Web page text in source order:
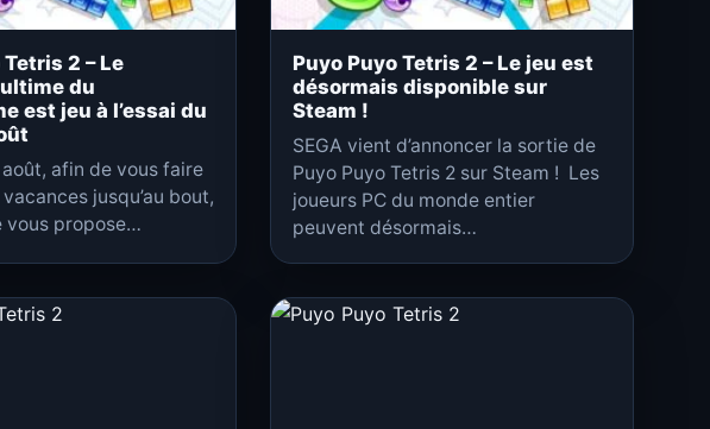
2 – Le
du
est jeu à l’essai du
août, afin de vous faire
jusqu’au bout,
vous propose…
Puyo Puyo Tetris 2 – Le jeu est
désormais disponible sur
Steam !
SEGA vient d’annoncer la sortie de
Puyo Puyo Tetris 2 sur Steam ! Les
joueurs PC du monde entier
peuvent désormais…